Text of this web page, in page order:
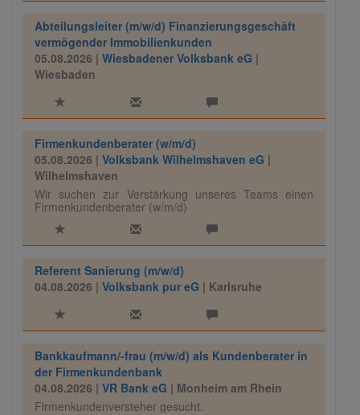
Abteilungsleiter (m/w/d) Finanzierungsgeschäft
vermögender Immobilienkunden
05.08.2026 | Wiesbadener Volksbank eG |
Wiesbaden
Firmenkundenberater (w/m/d)
05.08.2026 | Volksbank Wilhelmshaven eG |
Wilhelmshaven
Wir suchen zur Verstärkung unseres Teams einen
Firmenkundenberater (w/m/d)
Referent Sanierung (m/w/d)
04.08.2026 | Volksbank pur eG | Karlsruhe
Bankkaufmann/-frau (m/w/d) als Kundenberater in
der Firmenkundenbank
04.08.2026 | VR Bank eG | Monheim am Rhein
Firmenkundenversteher gesucht.